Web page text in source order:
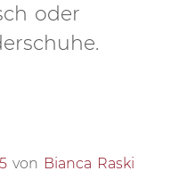
oder
von Bianca Raski